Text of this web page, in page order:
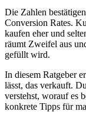
Die Zahlen
Conversion Rates.
kaufen eher und
räumt Zweifel aus
gefüllt wird.
In diesem Ratgeber
lässt, das verkauft.
verstehst, worauf es
konkrete Tipps für